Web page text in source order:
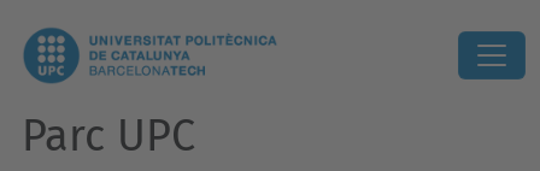
Parc UPC